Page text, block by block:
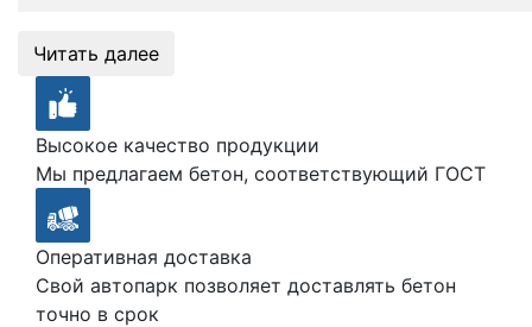
Читать далее
Высокое качество продукции
Мы предлагаем бетон, соответствующий ГОСТ
Оперативная доставка
Свой автопарк позволяет доставлять бетон
точно в срок